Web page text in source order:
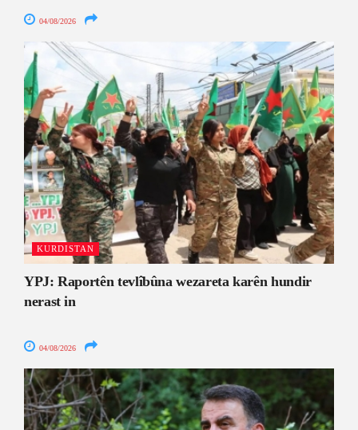
04/08/2026
KURDISTAN
YPJ: Raportên tevlîbûna wezareta karên hundir
nerast in
04/08/2026